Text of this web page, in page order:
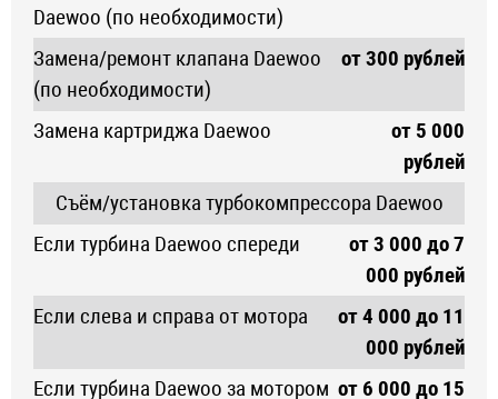
Daewoo (по необходимости)
Замена/ремонт клапана Daewoo
(по необходимости)
от 300 рублей
Замена картриджа Daewoo
от 5 000
рублей
Съём/установка турбокомпрессора Daewoo
Если турбина Daewoo спереди
от 3 000 до 7
000 рублей
Если слева и справа от мотора
от 4 000 до 11
000 рублей
Если турбина Daewoo за мотором от 6 000 до 15